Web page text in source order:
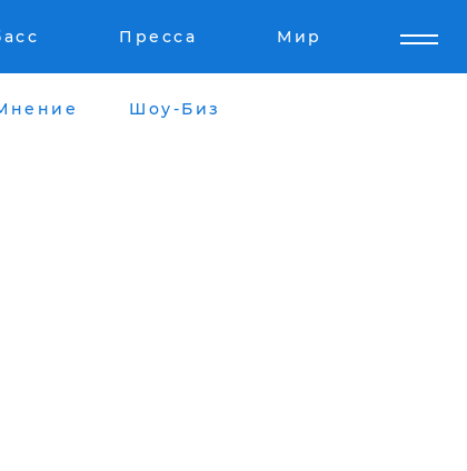
Пресса Мир
Шоу-Биз